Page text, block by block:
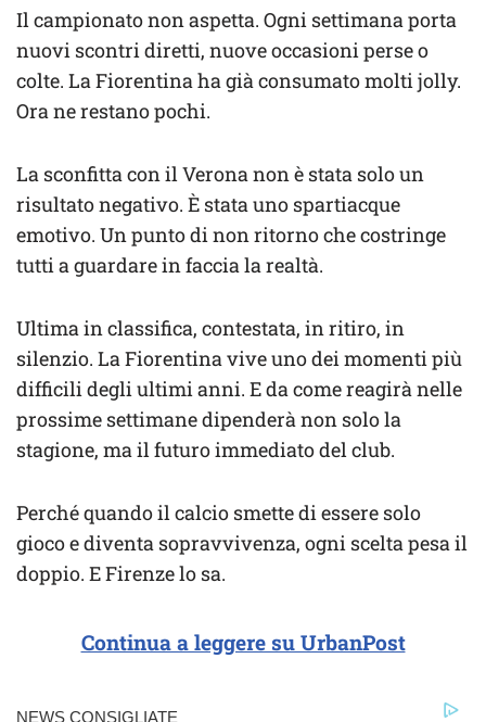
Il campionato non aspetta. Ogni settimana porta
nuovi scontri diretti, nuove occasioni perse o
colte. La Fiorentina ha già consumato molti jolly.
Ora ne restano pochi.
La sconfitta con il Verona non è stata solo un
risultato negativo. È stata uno spartiacque
emotivo. Un punto di non ritorno che costringe
tutti a guardare in faccia la realtà.
Ultima in classifica, contestata, in ritiro, in
silenzio. La Fiorentina vive uno dei momenti più
difficili degli ultimi anni. E da come reagirà nelle
prossime settimane dipenderà non solo la
stagione, ma il futuro immediato del club.
Perché quando il calcio smette di essere solo
gioco e diventa sopravvivenza, ogni scelta pesa il
doppio. E Firenze lo sa.
Continua a leggere su UrbanPost